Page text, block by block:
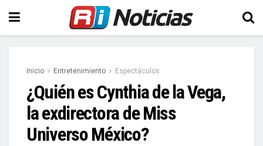
Inicio Entretenimiento Espectáculos
¿Quién es Cynthia de la Vega,
la exdirectora de Miss
Universo México?